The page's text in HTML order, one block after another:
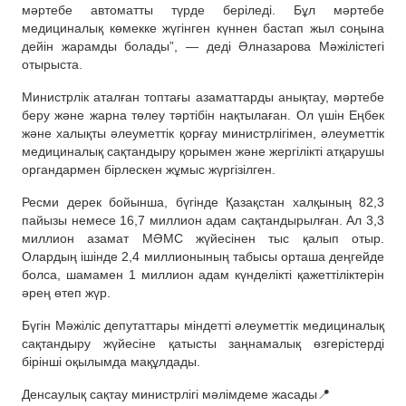
мәртебе автоматты түрде беріледі. Бұл мәртебе
медициналық көмекке жүгінген күннен бастап жыл соңына
дейін жарамды болады”, — деді Әлназарова Мәжілістегі
отырыста.
Министрлік аталған топтағы азаматтарды анықтау, мәртебе
беру және жарна төлеу тәртібін нақтылаған. Ол үшін Еңбек
және халықты әлеуметтік қорғау министрлігімен, әлеуметтік
медициналық сақтандыру қорымен және жергілікті атқарушы
органдармен бірлескен жұмыс жүргізілген.
Ресми дерек бойынша, бүгінде Қазақстан халқының 82,3
пайызы немесе 16,7 миллион адам сақтандырылған. Ал 3,3
миллион азамат МӘМС жүйесінен тыс қалып отыр.
Олардың ішінде 2,4 миллионының табысы орташа деңгейде
болса, шамамен 1 миллион адам күнделікті қажеттіліктерін
әрең өтеп жүр.
Бүгін Мәжіліс депутаттары міндетті әлеуметтік медициналық
сақтандыру жүйесіне қатысты заңнамалық өзгерістерді
бірінші оқылымда мақұлдады.
Денсаулық сақтау министрлігі мәлімдеме жасады📍